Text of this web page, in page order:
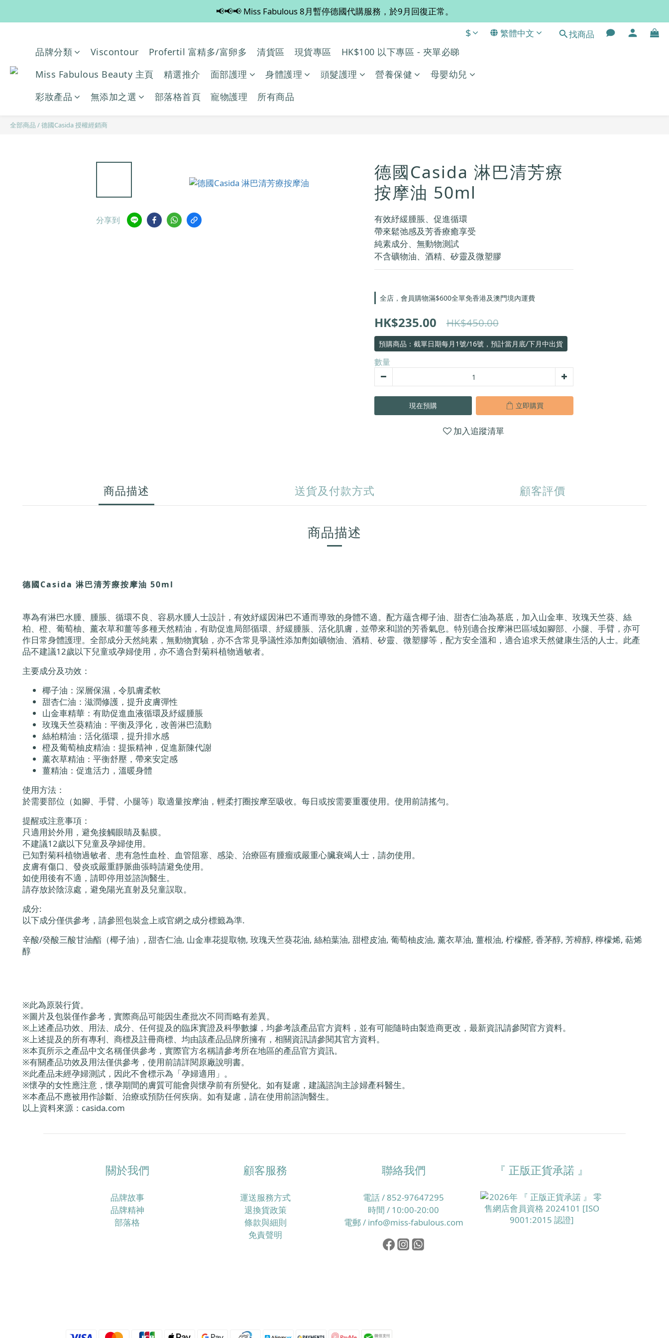
💡 全店滿 $600 免運費，買多件更抵！
📢📢📢 Miss Fabulous 8月暫停德國代購服務，於9月回復正常。
$ 繁體中文 找商品
品牌分類 Viscontour Profertil 富精多/富卵多 清貨區 現貨專區
HK$100 以下專區 - 夾單必睇
Miss Fabulous Beauty 主頁
精選推介 面部護理 身體護理 頭髮護理 營養保健
母嬰幼兒
彩妝產品
無添加之選 部落格首頁 寵物護理 所有商品
全部商品 /德國Casida 授權經銷商
分享到
德國Casida 淋巴清芳療
按摩油 50ml
有效紓緩腫脹、促進循環
帶來鬆弛感及芳香療癒享受
純素成分、無動物測試
不含礦物油、酒精、矽靈及微塑膠
全店，會員購物滿$600全單免香港及澳門境內運費
HK$235.00 HK$450.00
預購商品：截單日期每月1號/16號，預計當月底/下月中出貨
數量
現在預購 立即購買
加入追蹤清單
商品描述 送貨及付款方式 顧客評價
商品描述
德國Casida 淋巴清芳療按摩油 50ml
專為有淋巴水腫、腫脹、循環不良、容易水腫人士設計，有效紓緩因淋巴不通而導致的身體不適。配方蘊含椰子油、甜杏仁油為基底，加入山金車、玫瑰天竺葵、絲
柏、橙、葡萄柚、薰衣草和薑等多種天然精油，有助促進局部循環、紓緩腫脹、活化肌膚，並帶來和諧的芳香氣息。特別適合按摩淋巴區域如腳部、小腿、手臂，亦可
作日常身體護理。全部成分天然純素，無動物實驗，亦不含常見爭議性添加劑如礦物油、酒精、矽靈、微塑膠等，配方安全溫和，適合追求天然健康生活的人士。此產
品不建議12歲以下兒童或孕婦使用，亦不適合對菊科植物過敏者。
主要成分及功效：
椰子油：深層保濕，令肌膚柔軟
甜杏仁油：滋潤修護，提升皮膚彈性
山金車精華：有助促進血液循環及紓緩腫脹
玫瑰天竺葵精油：平衡及淨化，改善淋巴流動
絲柏精油：活化循環，提升排水感
橙及葡萄柚皮精油：提振精神，促進新陳代謝
薰衣草精油：平衡舒壓，帶來安定感
薑精油：促進活力，溫暖身體
使用方法：
於需要部位（如腳、手臂、小腿等）取適量按摩油，輕柔打圈按摩至吸收。每日或按需要重覆使用。使用前請搖勻。
提醒或注意事項：
只適用於外用，避免接觸眼睛及黏膜。
不建議12歲以下兒童及孕婦使用。
已知對菊科植物過敏者、患有急性血栓、血管阻塞、感染、治療區有腫瘤或嚴重心臟衰竭人士，請勿使用。
皮膚有傷口、發炎或嚴重靜脈曲張時請避免使用。
如使用後有不適，請即停用並諮詢醫生。
請存放於陰涼處，避免陽光直射及兒童誤取。
成分:
以下成分僅供參考，請參照包裝盒上或官網之成分標籤為準.
辛酸/癸酸三酸甘油酯（椰子油）, 甜杏仁油, 山金車花提取物, 玫瑰天竺葵花油, 絲柏葉油, 甜橙皮油, 葡萄柚皮油, 薰衣草油, 薑根油, 柠檬醛, 香茅醇, 芳樟醇, 檸檬烯, 萜烯
醇
※此為原裝行貨。
※圖片及包裝僅作參考，實際商品可能因生產批次不同而略有差異。
※上述產品功效、用法、成分、任何提及的臨床實證及科學數據，均參考該產品官方資料，並有可能隨時由製造商更改，最新資訊請參閱官方資料。
※上述提及的所有專利、商標及註冊商標、均由該產品品牌所擁有，相關資訊請參閱其官方資料。
※本頁所示之產品中文名稱僅供參考，實際官方名稱請參考所在地區的產品官方資訊。
※有關產品功效及用法僅供參考，使用前請詳閱原廠說明書。
※此產品未經孕婦測試，因此不會標示為「孕婦適用」。
※懷孕的女性應注意，懷孕期間的膚質可能會與懷孕前有所變化。如有疑慮，建議諮詢主診婦產科醫生。
※本產品不應被用作診斷、治療或預防任何疾病。如有疑慮，請在使用前諮詢醫生。
以上資料來源：casida.com
關於我們
品牌故事
品牌精神
部落格
顧客服務
運送服務方式
退換貨政策
條款與細則
免責聲明
聯絡我們
電話 / 852-97647295
時間 / 10:00-20:00
電郵 / info@miss-fabulous.com
『 正版正貨承諾 』